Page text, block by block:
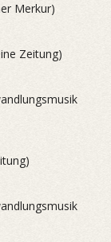
Merkur)
Zeitung)